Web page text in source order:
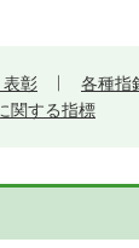
表彰
各種指
関する指標